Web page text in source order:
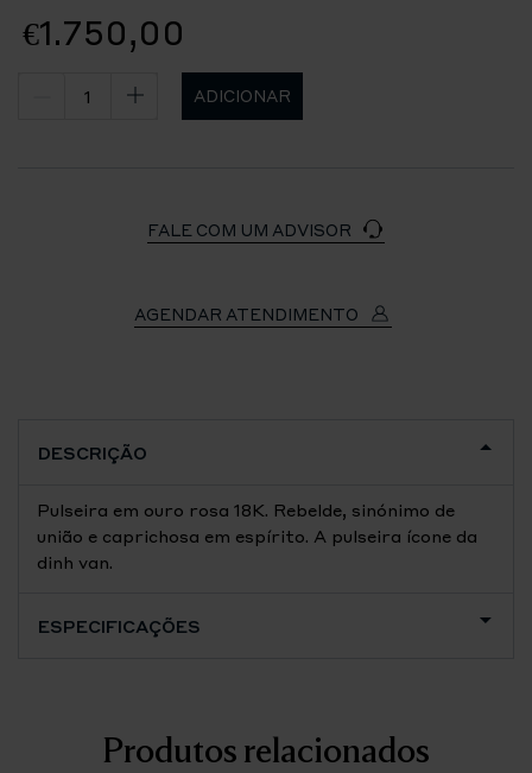
€1.750,00
ADICIONAR
FALE COM UM ADVISOR
AGENDAR ATENDIMENTO
DESCRIÇÃO
Pulseira em ouro rosa 18K. Rebelde, sinónimo de
união e caprichosa em espírito. A pulseira ícone da
dinh van.
ESPECIFICAÇÕES
Produtos relacionados